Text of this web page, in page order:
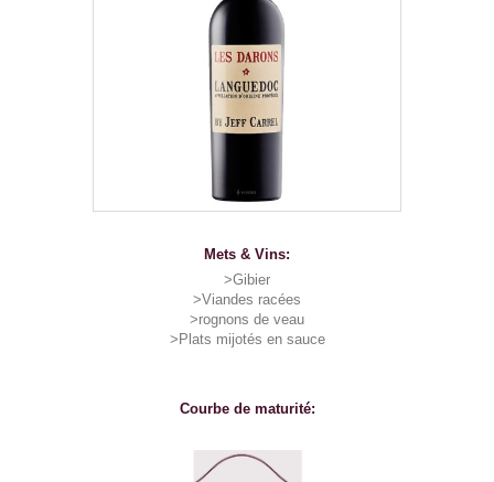
Mets & Vins:
>Gibier
>Viandes racées
>rognons de veau
>Plats mijotés en sauce
Courbe de maturité: